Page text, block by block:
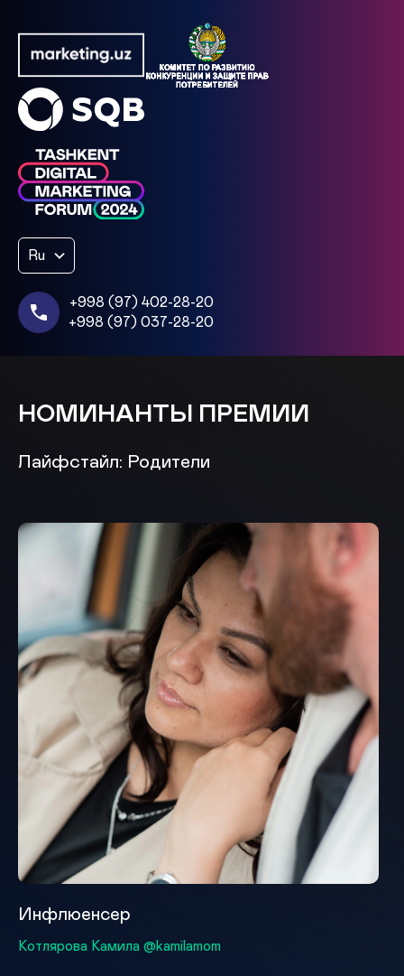
Ru
+998 (97) 402-28-20
+998 (97) 037-28-20
НОМИНАНТЫ ПРЕМИИ
Лайфстайл: Родители
Инфлюенсер
Котлярова Камила @kamilamom